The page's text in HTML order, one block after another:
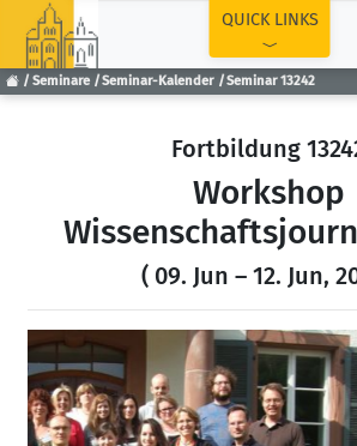
Seminare Seminar-Kalender Seminar 13242
QUICK LINKS
Fortbildung
Workshop
( 09. Jun – 12. Jun,